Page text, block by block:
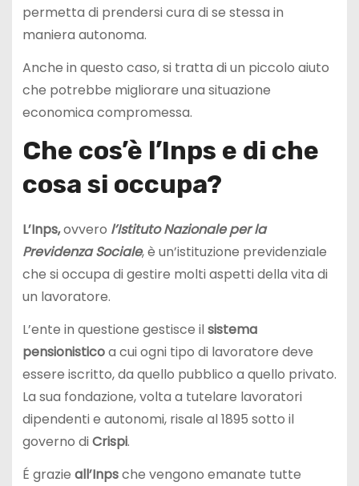
permetta di prendersi cura di se stessa in
maniera autonoma.
Anche in questo caso, si tratta di un piccolo aiuto
che potrebbe migliorare una situazione
economica compromessa.
Che cos’è l’Inps e di che
cosa si occupa?
L’Inps,ovvero l’Istituto Nazionale per la
Previdenza Sociale, è un’istituzione previdenziale
che si occupa di gestire molti aspetti della vita di
un lavoratore.
L’ente in questione gestisce ilsistema
pensionisticoa cui ogni tipo di lavoratore deve
essere iscritto, da quello pubblico a quello privato.
La sua fondazione, volta a tutelare lavoratori
dipendenti e autonomi, risale al 1895 sotto il
governo diCrispi.
É grazie all’Inpsche vengono emanate tutte